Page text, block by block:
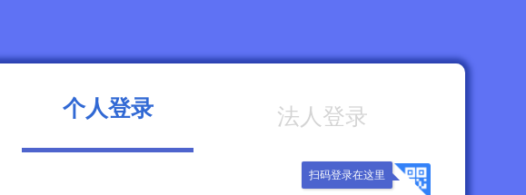
个人登录 法人登录
扫码登录在这里